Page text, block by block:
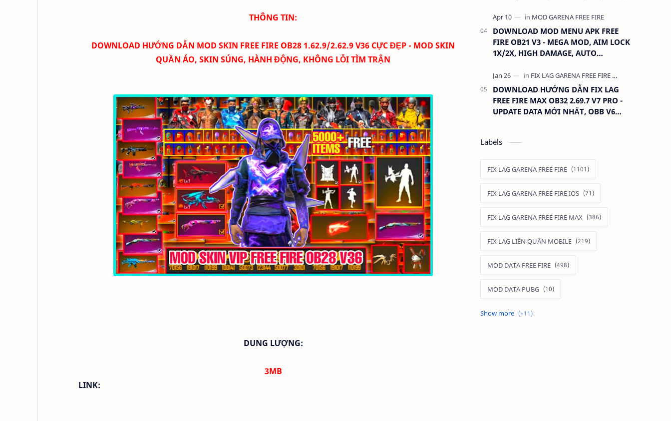
THÔNG TIN:
DOWNLOAD HƯỚNG DẪN MOD SKIN FREE FIRE OB28 1.62.9/2.62.9 V36 CỰC ĐẸP - MOD SKIN
QUẦN ÁO, SKIN SÚNG, HÀNH ĐỘNG, KHÔNG LỖI TÌM TRẬN
DUNG LƯỢNG:
3MB
LINK:
DOWNLOAD MOD MENU APK FREE
FIRE OB21 V3 - MEGA MOD, AIM LOCK
1X/2X, HIGH DAMAGE, AUTO
DOWNLOAD HƯỚNG DẪN FIX LAG
FREE FIRE MAX OB32 2.69.7 V7 PRO -
UPDATE DATA MỚI NHẤT, OBB V6
Labels
FIX LAG GARENA FREE FIRE
FIX LAG GARENA FREE FIRE IOS
FIX LAG GARENA FREE FIRE MAX
FIX LAG LIÊN QUÂN MOBILE
MOD DATA FREE FIRE
MOD DATA PUBG
MOD FREE FIRE